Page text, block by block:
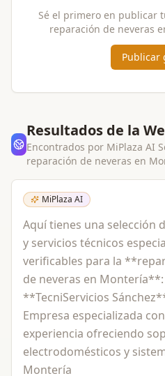
Sé el primero en publicar
reparación de neveras
Publicar
Resultados de la
Encontrados por MiPlaza AI
reparación de neveras en
MiPlaza AI
Aquí tienes una selección
y servicios técnicos
verificables para la
de neveras en Montería**:
**TecniServicios
Empresa especializada
experiencia ofreciendo
electrodomésticos y
Montería